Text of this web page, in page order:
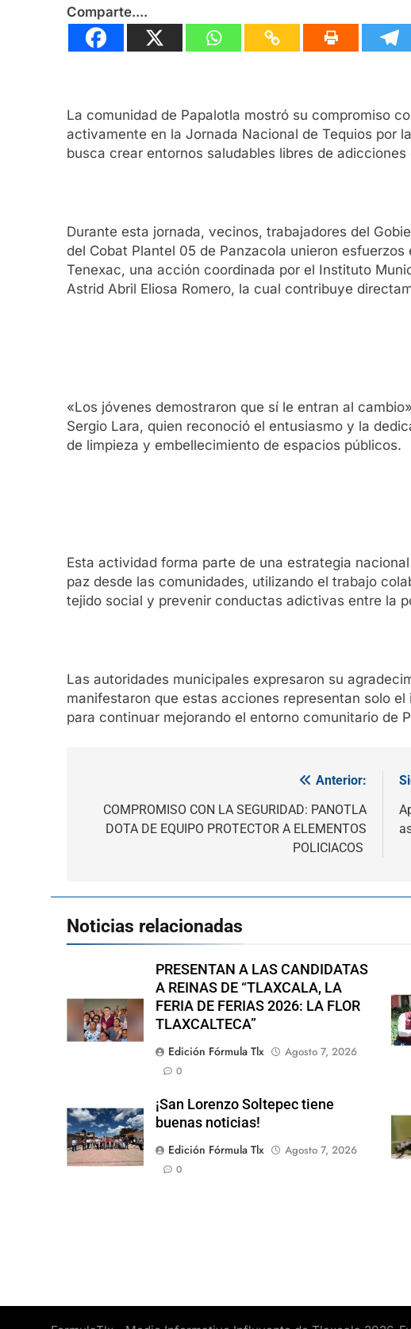
Comparte....
La comunidad de Papalotla mostró su compromiso
activamente en la Jornada Nacional de Tequios por
busca crear entornos saludables libres de
Durante esta jornada, vecinos, trabajadores del
del Cobat Plantel 05 de Panzacola unieron
Tenexac, una acción coordinada por el Instituto
Astrid Abril Eliosa Romero, la cual contribuye
«Los jóvenes demostraron que sí le entran al
Sergio Lara, quien reconoció el entusiasmo y la
de limpieza y embellecimiento de espacios públicos.
Esta actividad forma parte de una estrategia
paz desde las comunidades, utilizando el trabajo
tejido social y prevenir conductas adictivas entre la
Las autoridades municipales expresaron su
manifestaron que estas acciones representan solo
para continuar mejorando el entorno comunitario de
Anterior:
COMPROMISO CON LA SEGURIDAD: PANOTLA
DOTA DE EQUIPO PROTECTOR A ELEMENTOS
POLICIACOS
Noticias relacionadas
PRESENTAN A LAS CANDIDATAS
A REINAS DE “TLAXCALA, LA
FERIA DE FERIAS 2026: LA FLOR
TLAXCALTECA”
Edición Fórmula Tlx
Agosto 7, 2026
0
¡San Lorenzo Soltepec tiene
buenas noticias!
Edición Fórmula Tlx
Agosto 7, 2026
0